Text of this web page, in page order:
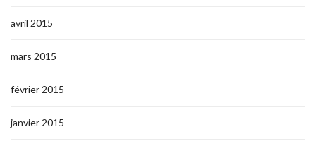
avril 2015
mars 2015
février 2015
janvier 2015